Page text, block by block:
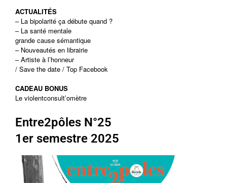
ACTUALITÉS
– La bipolarité ça débute quand ?
– La santé mentale
grande cause sémantique
– Nouveautés en librairie
– Artiste à l’honneur
/ Save the date / Top Facebook
CADEAU BONUS
Le violentconsult’omètre
Entre2pôles N°25
1er semestre 2025